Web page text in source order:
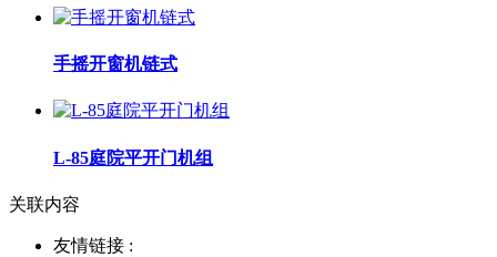
手摇开窗机链式
L-85庭院平开门机组
关联内容
友情链接 :